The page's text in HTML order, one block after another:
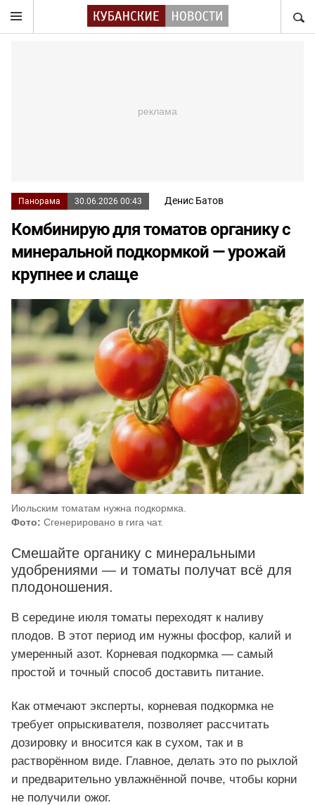
Панорама 30.06.2026 00:43 Денис Батов
Комбинирую для томатов органику с
минеральной подкормкой — урожай
крупнее и слаще
Июльским томатам нужна подкормка.
Фото: Сгенерировано в гига чат.
Смешайте органику с минеральными
удобрениями — и томаты получат всё для
плодоношения.
В середине июля томаты переходят к наливу
плодов. В этот период им нужны фосфор, калий и
умеренный азот. Корневая подкормка — самый
простой и точный способ доставить питание.
Как отмечают эксперты, корневая подкормка не
требует опрыскивателя, позволяет рассчитать
дозировку и вносится как в сухом, так и в
растворённом виде. Главное, делать это по рыхлой
и предварительно увлажнённой почве, чтобы корни
не получили ожог.